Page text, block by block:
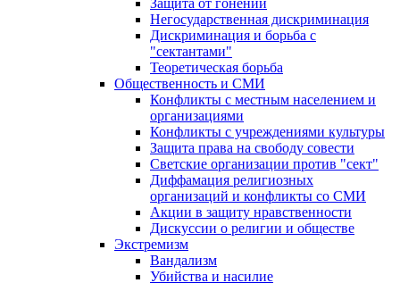
Защита от гонений
Негосударственная дискриминация
Дискриминация и борьба с
"сектантами"
Теоретическая борьба
Общественность и СМИ
Конфликты с местным населением и
организациями
Конфликты с учреждениями культуры
Защита права на свободу совести
Светские организации против "сект"
Диффамация религиозных
организаций и конфликты со СМИ
Акции в защиту нравственности
Дискуссии о религии и обществе
Экстремизм
Вандализм
Убийства и насилие